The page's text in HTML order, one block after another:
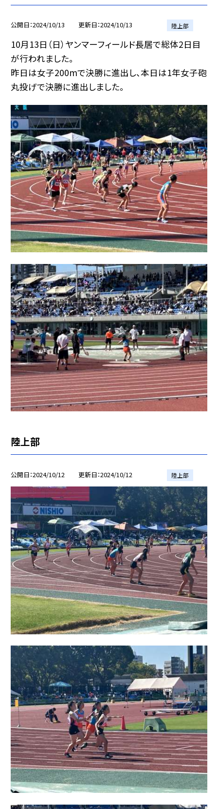
公開日 2024/10/13 更新日 2024/10/13 陸上部
10月13日（日）ヤンマーフィールド長居で総体2日目
が行われました。
昨日は女子200mで決勝に進出し、本日は1年女子砲
丸投げで決勝に進出しました。
陸上部
公開日 2024/10/12 更新日 2024/10/12 陸上部